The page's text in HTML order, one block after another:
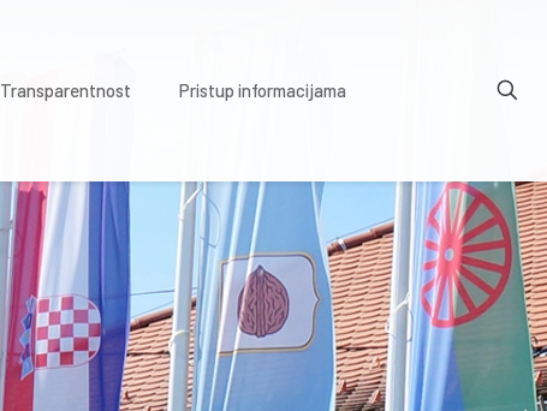
Transparentnost Pristup informacijama